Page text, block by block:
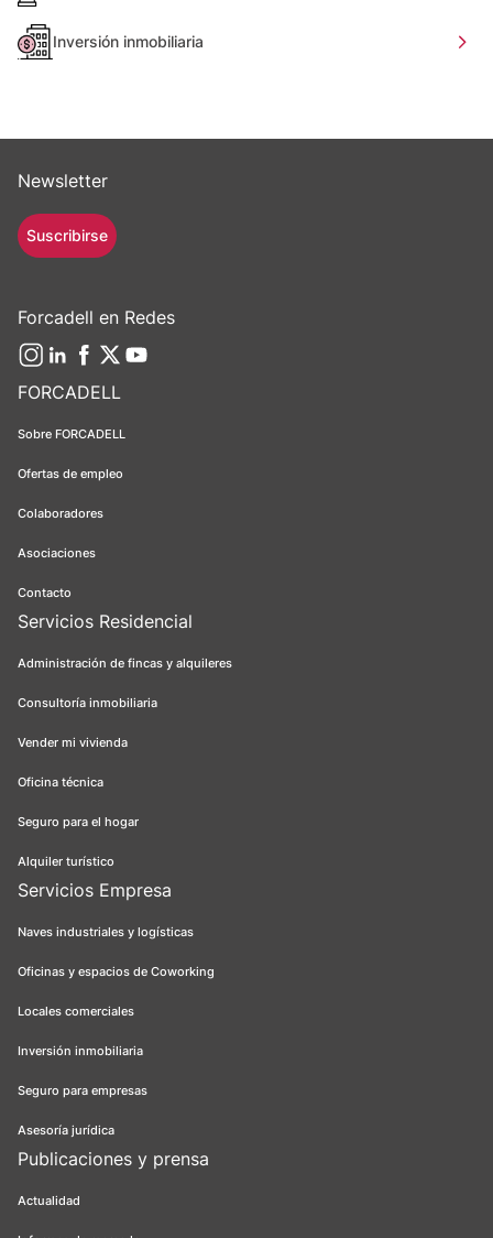
Inversión inmobiliaria
FORCADELL
Sobre FORCADELL
Ofertas de empleo
Colaboradores
Asociaciones
Contacto
Servicios Residencial
Administración de fincas y alquileres
Consultoría inmobiliaria
Vender mi vivienda
Oficina técnica
Seguro para el hogar
Alquiler turístico
Servicios Empresa
Naves industriales y logísticas
Oficinas y espacios de Coworking
Locales comerciales
Inversión inmobiliaria
Seguro para empresas
Asesoría jurídica
Publicaciones y prensa
Actualidad
Newsletter
Suscribirse
Forcadell en Redes